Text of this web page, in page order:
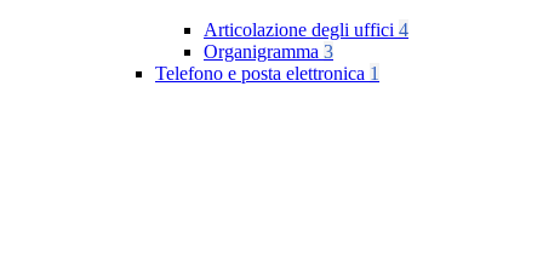
Articolazione degli uffici 4
Organigramma 3
Telefono e posta elettronica 1